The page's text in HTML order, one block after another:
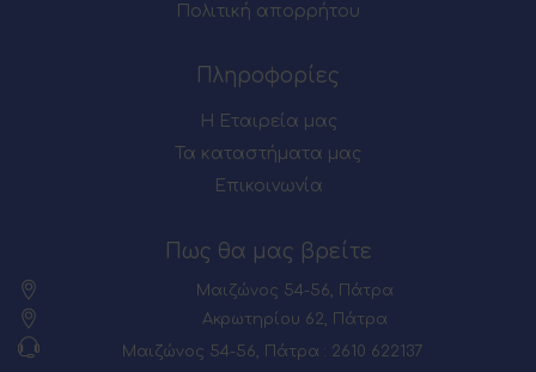
Πολιτική απορρήτου
Πληροφορίες
Η Εταιρεία μας
Τα καταστήματα μας
Επικοινωνία
Πως θα μας βρείτε
Μαιζώνος 54-56, Πάτρα
Ακρωτηρίου 62, Πάτρα
Μαιζώνος 54-56, Πάτρα : 2610 622137